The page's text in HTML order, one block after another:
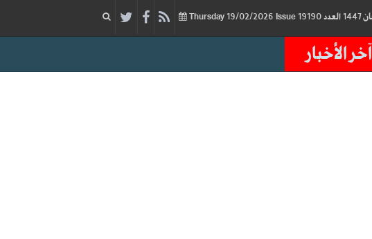
19/02/2026 Issue
آخر الأخبار